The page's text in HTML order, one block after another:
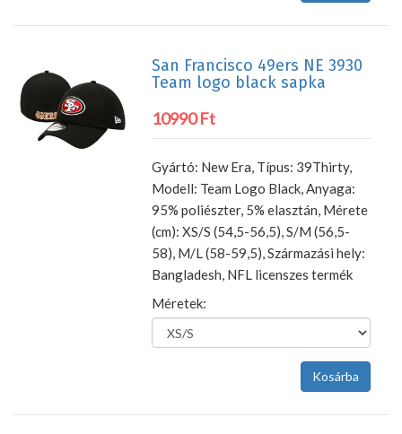
San Francisco 49ers NE 3930
Team logo black sapka
10990 Ft
Gyártó: New Era, Típus: 39Thirty,
Modell: Team Logo Black, Anyaga:
95% poliészter, 5% elasztán, Mérete
(cm): XS/S (54,5-56,5), S/M (56,5-
58), M/L (58-59,5), Származási hely:
Bangladesh, NFL licenszes termék
Méretek: